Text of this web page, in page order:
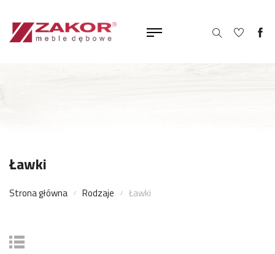
Ławki
Strona główna Rodzaje Ławki